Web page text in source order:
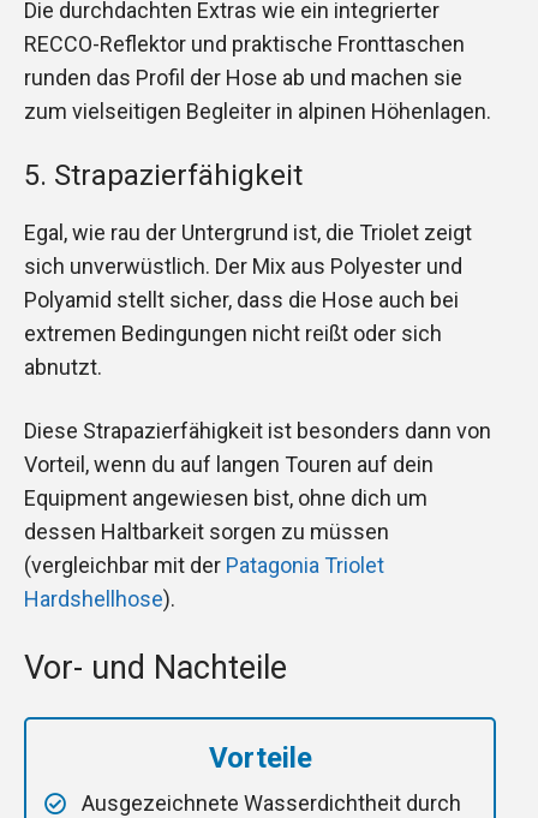
Die durchdachten Extras wie ein integrierter
RECCO-Reflektor und praktische Fronttaschen
runden das Profil der Hose ab und machen sie
zum vielseitigen Begleiter in alpinen Höhenlagen.
5. Strapazierfähigkeit
Egal, wie rau der Untergrund ist, die Triolet zeigt
sich unverwüstlich. Der Mix aus Polyester und
Polyamid stellt sicher, dass die Hose auch bei
extremen Bedingungen nicht reißt oder sich
abnutzt.
Diese Strapazierfähigkeit ist besonders dann von
Vorteil, wenn du auf langen Touren auf dein
Equipment angewiesen bist, ohne dich um
dessen Haltbarkeit sorgen zu müssen
(vergleichbar mit der Patagonia Triolet
Hardshellhose).
Vor- und Nachteile
Vorteile
Ausgezeichnete Wasserdichtheit durch